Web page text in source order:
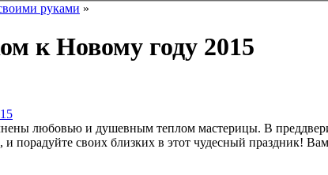
руками »
к Новому году 2015
любовью и душевным теплом мастерицы. В
порадуйте своих близких в этот чудесный праздник!